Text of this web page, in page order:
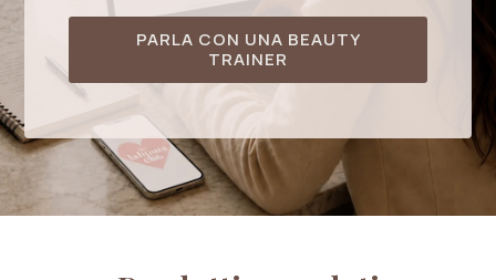
PARLA CON UNA BEAUTY
TRAINER